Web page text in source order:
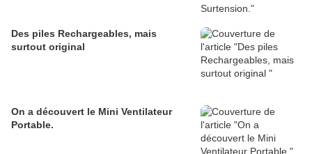
Des piles Rechargeables, mais
surtout original
On a découvert le Mini Ventilateur
Portable.